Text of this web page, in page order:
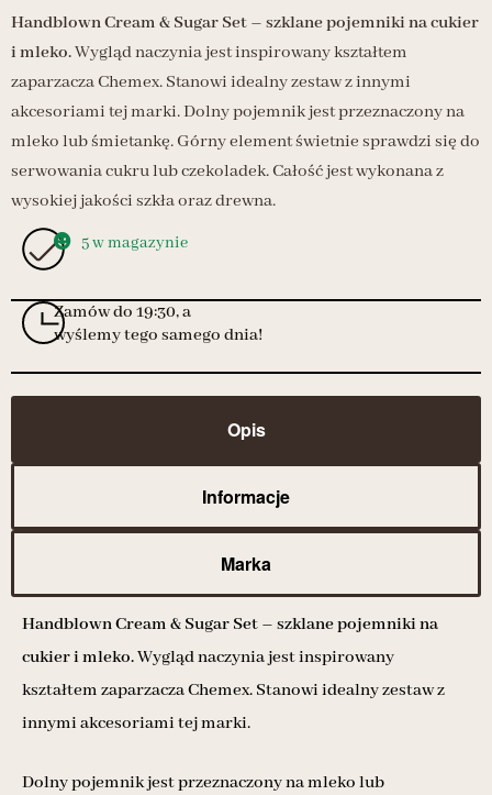
Handblown Cream & Sugar Set – szklane pojemniki na cukier
i mleko.Wygląd naczynia jest inspirowany kształtem
zaparzacza Chemex. Stanowi idealny zestaw z innymi
akcesoriami tej marki. Dolny pojemnik jest przeznaczony na
mleko lub śmietankę. Górny element świetnie sprawdzi się do
serwowania cukru lub czekoladek. Całość jest wykonana z
wysokiej jakości szkła oraz drewna.
5 w magazynie
Zamów do 19:30, a
wyślemy tego samego dnia!
Opis
Informacje
Marka
Handblown Cream & Sugar Set – szklane pojemniki na
cukier i mleko.Wygląd naczynia jest inspirowany
kształtem zaparzacza Chemex. Stanowi idealny zestaw z
innymi akcesoriami tej marki.
Dolny pojemnik jest przeznaczony na mleko lub